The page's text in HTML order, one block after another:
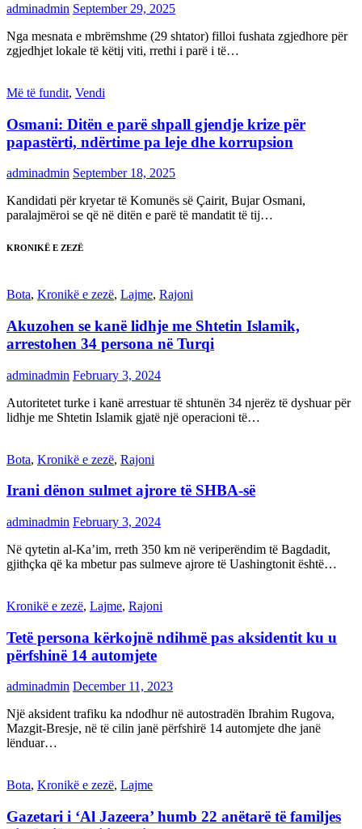
adminadmin September 29, 2025
Nga mesnata e mbrëmshme (29 shtator) filloi fushata zgjedhore për
zgjedhjet lokale të këtij viti, rrethi i parë i të…
Më të fundit, Vendi
Osmani: Ditën e parë shpall gjendje krize për
papastërti, ndërtime pa leje dhe korrupsion
adminadmin September 18, 2025
Kandidati për kryetar të Komunës së Çairit, Bujar Osmani,
paralajmëroi se që në ditën e parë të mandatit të tij…
KRONIKË E ZEZË
Bota, Kronikë e zezë, Lajme, Rajoni
Akuzohen se kanë lidhje me Shtetin Islamik,
arrestohen 34 persona në Turqi
adminadmin February 3, 2024
Autoritetet turke i kanë arrestuar të shtunën 34 njerëz të dyshuar për
lidhje me Shtetin Islamik gjatë një operacioni të…
Bota, Kronikë e zezë, Rajoni
Irani dënon sulmet ajrore të SHBA-së
adminadmin February 3, 2024
Në qytetin al-Ka’im, rreth 350 km në veriperëndim të Bagdadit,
gjithçka që ka mbetur pas sulmeve ajrore të Uashingtonit është…
Kronikë e zezë, Lajme, Rajoni
Tetë persona kërkojnë ndihmë pas aksidentit ku u
përfshinë 14 automjete
adminadmin December 11, 2023
Një aksident trafiku ka ndodhur në autostradën Ibrahim Rugova,
Mazgit-Bresje, në të cilin janë përfshirë 14 automjete dhe janë
lënduar…
Bota, Kronikë e zezë, Lajme
Gazetari i ‘Al Jazeera’ humb 22 anëtarë të familjes